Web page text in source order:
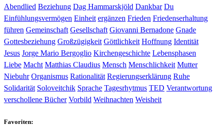
Abendlied Beziehung Dag Hammarskjöld Dankbar Du
Einfühlungsvermögen Einheit ergänzen Frieden Friedenserhaltung
führen Gemeinschaft Gesellschaft Giovanni Bernadone Gnade
Gottesbeziehung Großzügigkeit Göttlichkeit Hoffnung Identität
Jesus Jorge Mario Bergoglio Kirchengeschichte Lebensphasen
Liebe Macht Matthias Claudius Mensch Menschlichkeit Mutter
Niebuhr Organismus Rationalität Regierungserklärung Ruhe
Solidarität Soloveitchik Sprache Tagesrhytmus TED Verantwortung
verschollene Bücher Vorbild Weihnachten Weisheit
Favoriten: